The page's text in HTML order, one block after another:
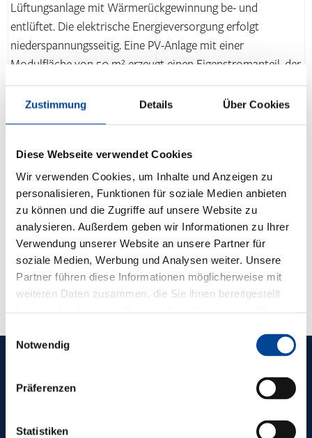
Zustimmung Details Über Cookies
Diese Webseite verwendet Cookies
Wir verwenden Cookies, um Inhalte und Anzeigen zu
personalisieren, Funktionen für soziale Medien anbieten
zu können und die Zugriffe auf unsere Website zu
analysieren. Außerdem geben wir Informationen zu Ihrer
Verwendung unserer Website an unsere Partner für
soziale Medien, Werbung und Analysen weiter. Unsere
Partner führen diese Informationen möglicherweise mit
weiteren Daten zusammen, die Sie ihnen bereitgestellt
Notwendig
Präferenzen
Statistiken
Lüftungsanlage mit Wärmerückgewinnung be- und
entlüftet. Die elektrische Energieversorgung erfolgt
niederspannungsseitig. Eine PV-Anlage mit einer
Modulfläche von 50 m² erzeugt einen Eigenstromanteil, der
für die Beleuchtung.
REFERENZEN